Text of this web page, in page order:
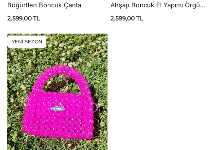
Böğürtlen Boncuk Çanta
2.599,00 TL
Ahşap Boncuk El Yapımı Örgü
2.599,00 TL
YENİ SEZON